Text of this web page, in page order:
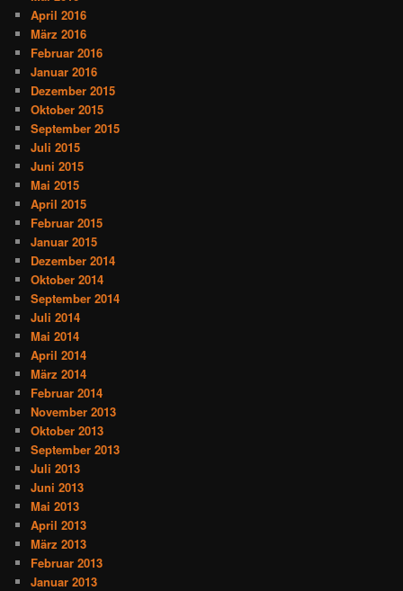
April 2016
März 2016
Februar 2016
Januar 2016
Dezember 2015
Oktober 2015
September 2015
Juli 2015
Juni 2015
Mai 2015
April 2015
Februar 2015
Januar 2015
Dezember 2014
Oktober 2014
September 2014
Juli 2014
Mai 2014
April 2014
März 2014
Februar 2014
November 2013
Oktober 2013
September 2013
Juli 2013
Juni 2013
Mai 2013
April 2013
März 2013
Februar 2013
Januar 2013